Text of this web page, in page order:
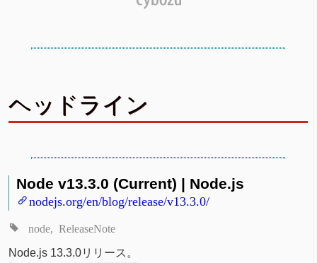
ヘッドライン
Node v13.3.0 (Current) | Node.js
nodejs.org/en/blog/release/v13.3.0/
node ReleaseNote
Node.js 13.3.0リリース。